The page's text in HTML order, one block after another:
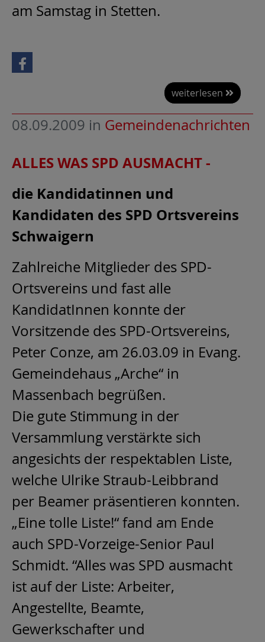
am Samstag in Stetten.
weiterlesen
08.09.2009 in Gemeindenachrichten
ALLES WAS SPD AUSMACHT -
die Kandidatinnen und
Kandidaten des SPD Ortsvereins
Schwaigern
Zahlreiche Mitglieder des SPD-
Ortsvereins und fast alle
KandidatInnen konnte der
Vorsitzende des SPD-Ortsvereins,
Peter Conze, am 26.03.09 in Evang.
Gemeindehaus „Arche“ in
Massenbach begrüßen.
Die gute Stimmung in der
Versammlung verstärkte sich
angesichts der respektablen Liste,
welche Ulrike Straub-Leibbrand
per Beamer präsentieren konnten.
„Eine tolle Liste!“ fand am Ende
auch SPD-Vorzeige-Senior Paul
Schmidt. “Alles was SPD ausmacht
ist auf der Liste: Arbeiter,
Angestellte, Beamte,
Gewerkschafter und